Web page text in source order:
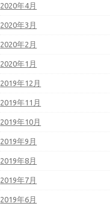
2020年4月
2020年3月
2020年2月
2020年1月
2019年12月
2019年11月
2019年10月
2019年9月
2019年8月
2019年7月
2019年6月